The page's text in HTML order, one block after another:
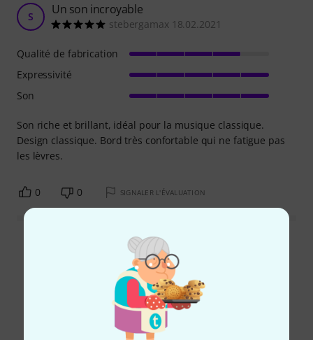
S Un son incroyable
stebergamax 18.02.2021
Son riche et brillant, idéal pour la musique classique.
Design classique. Bord très confortable qui ne fatigue pas
les lèvres.
Qualité de fabrication
Expressivité
Son
0 0 SIGNALER L'ÉVALUATION
Lire toutes les évaluations
Le saviez-vous?